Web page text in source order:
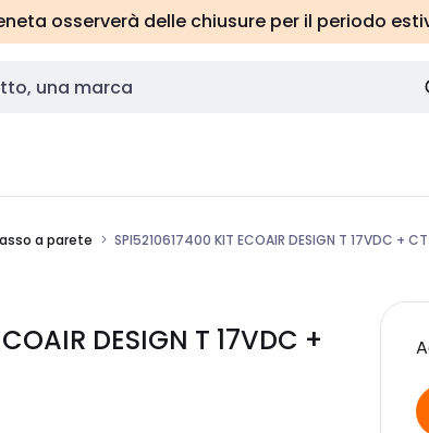
osserverà delle chiusure per il periodo
a parete SPI5210617400 KIT ECOAIR DESIGN T 17VDC +
DESIGN T 17VDC +